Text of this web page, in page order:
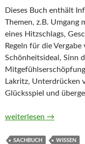
Dieses Buch enthält
Themen, z.B. Umgang
eines Hitzschlags,
Regeln für die
Schönheitsideal, Sinn
Lakritz, Unterdrücken
Glücksspiel und
P.M. Schneller Schlau
weiterlesen →
SACHBUCH WISSEN